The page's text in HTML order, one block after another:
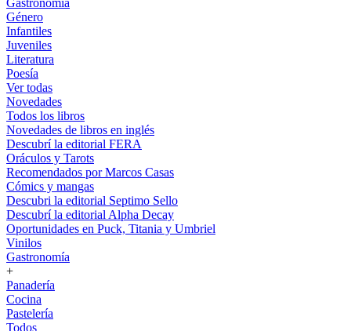
Gastronomía
Género
Infantiles
Juveniles
Literatura
Poesía
Ver todas
Novedades
Todos los libros
Novedades de libros en inglés
Descubrí la editorial FERA
Oráculos y Tarots
Recomendados por Marcos Casas
Cómics y mangas
Descubri la editorial Septimo Sello
Descubrí la editorial Alpha Decay
Oportunidades en Puck, Titania y Umbriel
Vinilos
Gastronomía
+
Panadería
Cocina
Pastelería
Todos